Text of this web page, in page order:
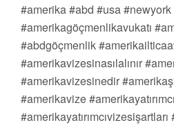
#amerika #abd #usa
#amerikagöçmenlikavukatı
#abdgöçmenlik
#amerikavizesinasılalınır
#amerikavizesinedir
#amerikavize